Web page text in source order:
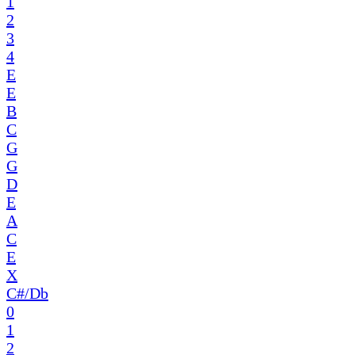
2
3
4
E
E
B
C
G
G
D
E
A
C
E
X
C#/Db
0
1
2